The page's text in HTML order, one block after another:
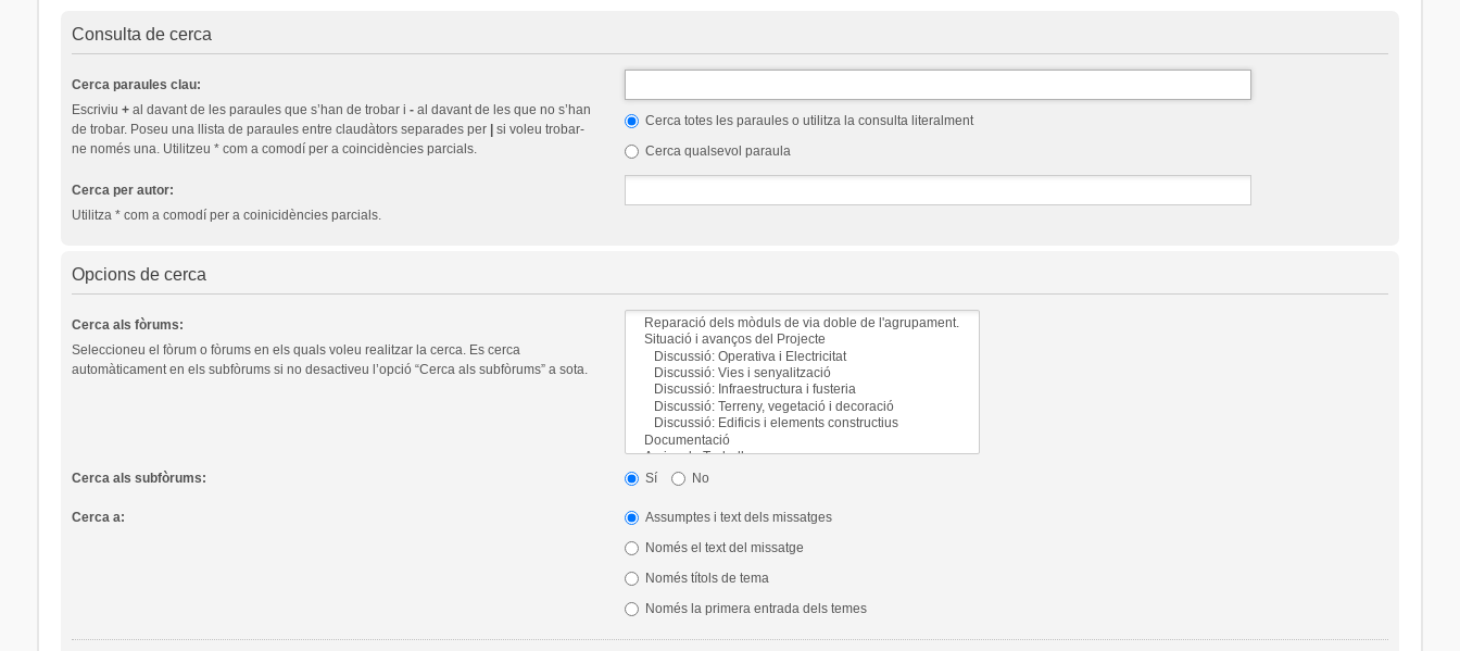
Consulta de cerca
Cerca paraules clau:
Escriviu +al davant de les paraules que s’han de trobar i -al davant de les que no s’han
de trobar. Poseu una llista de paraules entre claudàtors separades per
si voleu trobar-
ne només una. Utilitzeu * com a comodí per a coincidències parcials.
Cerca totes les paraules o utilitza la consulta literalment
Cerca qualsevol paraula
Cerca per autor:
Utilitza * com a comodí per a coinicidències parcials.
Opcions de cerca
Cerca als fòrums:
Seleccioneu el fòrum o fòrums en els quals voleu realitzar la cerca. Es cerca
automàticament en els subfòrums si no desactiveu l’opció “Cerca als subfòrums” a sota.
Cerca als subfòrums: Sí No
Cerca a:
Assumptes i text dels missatges
Només el text del missatge
Només títols de tema
Només la primera entrada dels temes